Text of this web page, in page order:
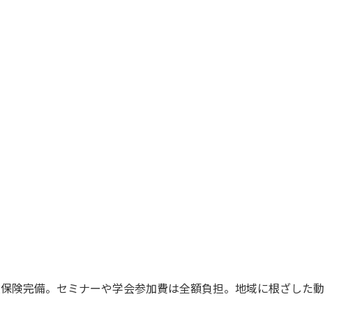
険完備。セミナーや学会参加費は全額負担。地域に根ざした動